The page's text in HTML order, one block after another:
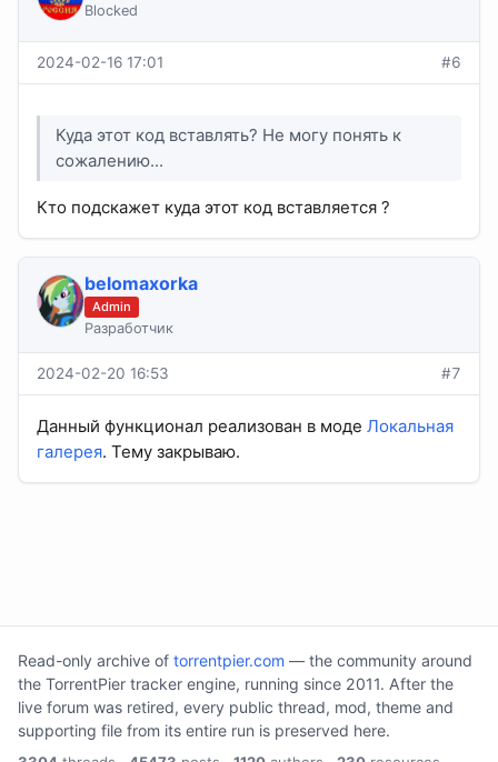
Blocked
2024-02-16 17:01 #6
Куда этот код вставлять? Не могу понять к
сожалению...
Кто подскажет куда этот код вставляется ?
belomaxorka
Admin
Разработчик
2024-02-20 16:53 #7
Данный функционал реализован в моде Локальная
галерея. Тему закрываю.
Read-only archive of torrentpier.com — the community around
the TorrentPier tracker engine, running since 2011. After the
live forum was retired, every public thread, mod, theme and
supporting file from its entire run is preserved here.